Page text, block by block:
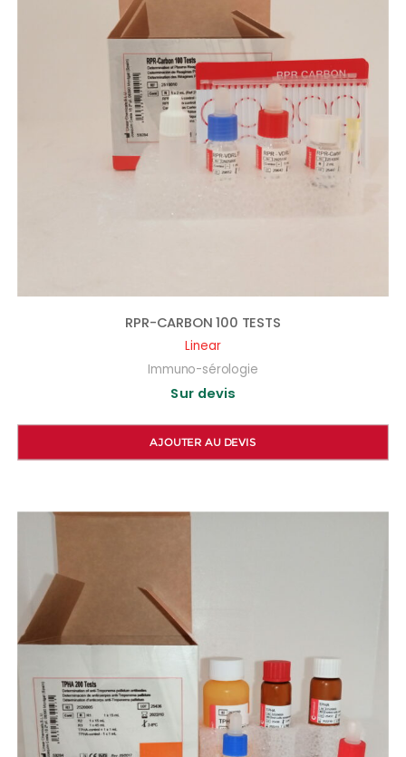
RPR-CARBON 100 TESTS
Linear
Immuno-sérologie
Sur devis
AJOUTER AU DEVIS